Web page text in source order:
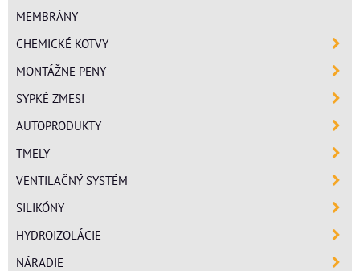
MEMBRÁNY
CHEMICKÉ KOTVY
MONTÁŽNE PENY
SYPKÉ ZMESI
AUTOPRODUKTY
TMELY
VENTILAČNÝ SYSTÉM
SILIKÓNY
HYDROIZOLÁCIE
NÁRADIE